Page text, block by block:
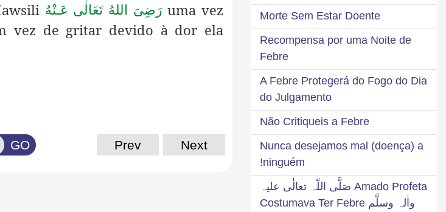
رَضِىَ اللهُ تَعَالٰی عَـنْهُ uma vez
vez de gritar devido à dor ela
GO Prev Next
Morte Sem Estar Doente
Recompensa por uma Noite de
Febre
A Febre Protegerá do Fogo do Dia
do Julgamento
Não Critiqueis a Febre
Nunca desejamos mal (doença) a
ninguém!
Amado Profeta صَلَّی اللّٰہ تعالٰی علیہ
واٰلہ وسلَّم Costumava Ter Febre